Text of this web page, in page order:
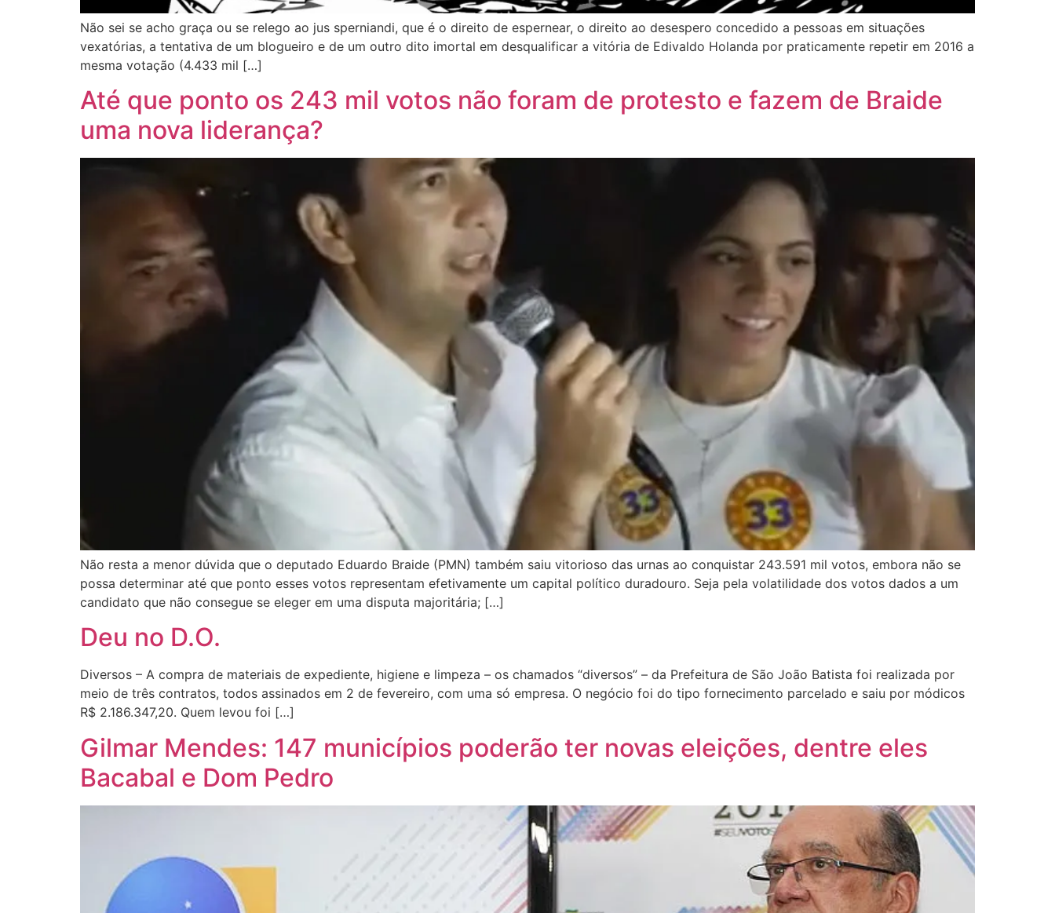
Não sei se acho graça ou se relego ao jus sperniandi, que é o direito de espernear, o direito ao desespero concedido a pessoas em situações
vexatórias, a tentativa de um blogueiro e de um outro dito imortal em desqualificar a vitória de Edivaldo Holanda por praticamente repetir em 2016 a
mesma votação (4.433 mil […]
Até que ponto os 243 mil votos não foram de protesto e fazem de Braide
uma nova liderança?
Não resta a menor dúvida que o deputado Eduardo Braide (PMN) também saiu vitorioso das urnas ao conquistar 243.591 mil votos, embora não se
possa determinar até que ponto esses votos representam efetivamente um capital político duradouro. Seja pela volatilidade dos votos dados a um
candidato que não consegue se eleger em uma disputa majoritária; […]
Deu no D.O.
Diversos – A compra de materiais de expediente, higiene e limpeza – os chamados “diversos” – da Prefeitura de São João Batista foi realizada por
meio de três contratos, todos assinados em 2 de fevereiro, com uma só empresa. O negócio foi do tipo fornecimento parcelado e saiu por módicos
R$ 2.186.347,20. Quem levou foi […]
Gilmar Mendes: 147 municípios poderão ter novas eleições, dentre eles
Bacabal e Dom Pedro